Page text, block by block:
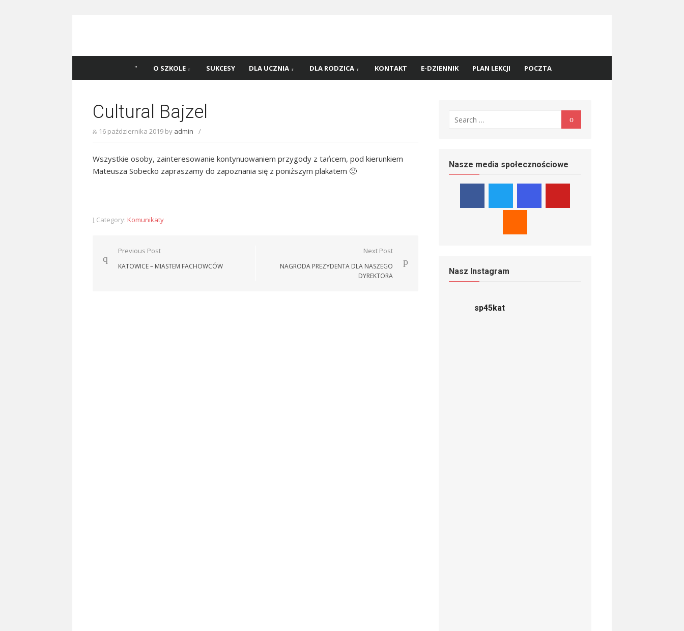
45 w Katowicach!
Katowicach
O SZKOLE SUKCESY DLA UCZNIA DLA RODZICA KONTAKT E-DZIENNIK PLAN LEKCJI POCZTA
Cultural Bajzel
16 października 2019 by admin /
Wszystkie osoby, zainteresowanie kontynuowaniem przygody z tańcem, pod kierunkiem
Mateusza Sobecko zapraszamy do zapoznania się z poniższym plakatem 🙂
Category: Komunikaty
Nawigacja
wpisu
Previous Post
KATOWICE – MIASTEM FACHOWCÓW
Next Post
NAGRODA PREZYDENTA DLA NASZEGO
DYREKTORA
for: Search
Nasze media społecznościowe
Nasz Instagram
sp45kat